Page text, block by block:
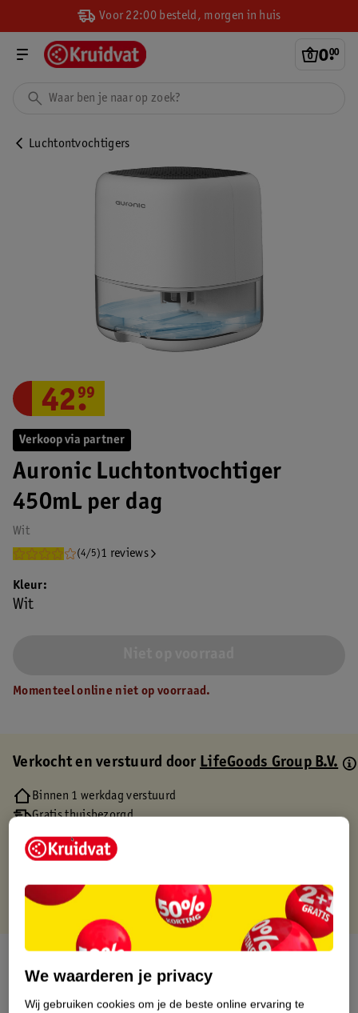
Voor 22:00 besteld, morgen in huis
0.
00
Luchtontvochtigers
Verkoop via partner
Auronic Luchtontvochtiger
450mL per dag
Wit
(4/5)1 reviews
42.
99
Kleur
Wit
Momenteel online niet op voorraad.
Verkocht en verstuurd doorLifeGoods Group B.V.
Binnen 1 werkdag verstuurd
Gratis thuisbezorgd
Gratis retourneren via verkooppartner.
Gratis punten met je Kruidvat kaart
Productinformatie
We waarderen je privacy
Wij gebruiken cookies om je de beste online ervaring te